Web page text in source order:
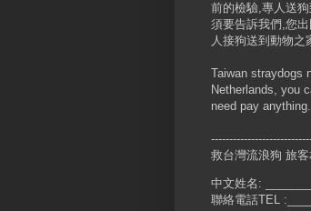
前的檢驗,專人送
須要告訴我們,您
人接狗送到動物之
Taiwan straydogs
Netherlands, you
need pay
救台灣流浪狗 旅
中文姓名:
聯絡電話TEL